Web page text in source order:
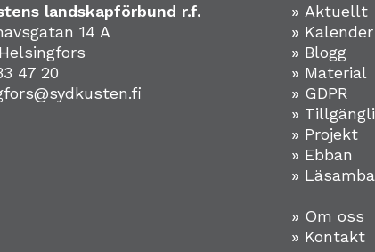
landskapförbund r.f.
14 A
47 20
» Aktuellt
» Kalender
» Blogg
» Material
» GDPR
»
» Projekt
» Ebban
»
» Om oss
» Kontakt